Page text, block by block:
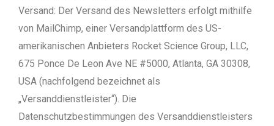
Versand: Der Versand des Newsletters erfolgt mithilfe
von MailChimp, einer Versandplattform des US-
amerikanischen Anbieters Rocket Science Group, LLC,
675 Ponce De Leon Ave NE #5000, Atlanta, GA 30308,
USA (nachfolgend bezeichnet als
„Versanddienstleister“). Die
Datenschutzbestimmungen des Versanddienstleisters